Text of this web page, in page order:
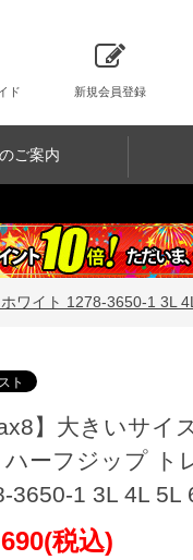
ド 新規会員登録
ご案内
ワイト 1278-3650-1 3L
】大きいサイ
ハーフジップ ト
3650-1 3L 4L 5L
税込)